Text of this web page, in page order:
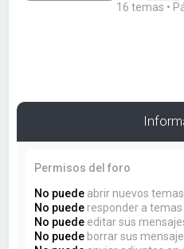
16 temas •
Permisos del foro
No puede abrir nuevos
No puede responder a temas
No puede editar sus
No puede borrar sus